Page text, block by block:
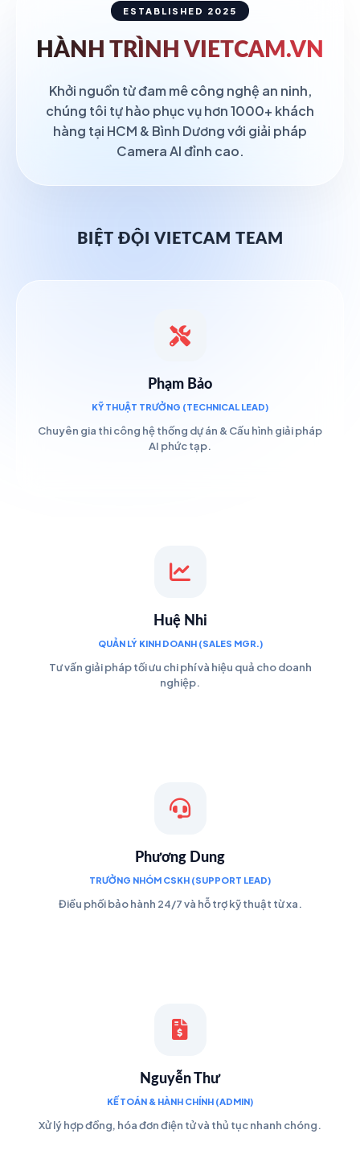
ESTABLISHED 2025
HÀNH TRÌNH VIETCAM.VN
Khởi nguồn từ đam mê công nghệ an ninh,
chúng tôi tự hào phục vụ hơn 1000+ khách
hàng tại HCM & Bình Dương với giải pháp
Camera AI đỉnh cao.
BIỆT ĐỘI VIETCAM TEAM
Phạm Bảo
KỸ THUẬT TRƯỞNG (TECHNICAL LEAD)
Chuyên gia thi công hệ thống dự án & Cấu hình giải pháp
AI phức tạp.
Huệ Nhi
QUẢN LÝ KINH DOANH (SALES MGR.)
Tư vấn giải pháp tối ưu chi phí và hiệu quả cho doanh
nghiệp.
Phương Dung
TRƯỞNG NHÓM CSKH (SUPPORT LEAD)
Điều phối bảo hành 24/7 và hỗ trợ kỹ thuật từ xa.
Nguyễn Thư
KẾ TOÁN & HÀNH CHÍNH (ADMIN)
Xử lý hợp đồng, hóa đơn điện tử và thủ tục nhanh chóng.